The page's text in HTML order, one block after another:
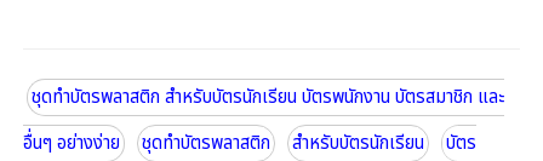
ชุดทำบัตรพลาสติก สำหรับบัตรนักเรียน บัตรพนักงาน บัตรสมาชิก และ
อื่นๆ อย่างง่าย
ชุดทำบัตรพลาสติก สำหรับบัตรนักเรียน บัตร